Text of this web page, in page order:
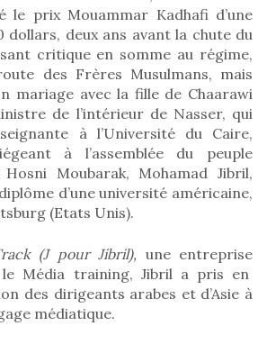
le prix Mouammar Kadhafi d’une
dollars, deux ans avant la chute du
critique en somme au régime,
des Frères Musulmans, mais
mariage avec la fille de Chaarawi
de l’intérieur de Nasser, qui
à l’Université du Caire,
à l’assemblée du peuple
Moubarak, Mohamad Jibril,
d’une université américaine,
(Etats Unis).
(J pour Jibril), une entreprise
le Média training, Jibril a pris en
des dirigeants arabes et d’Asie à
médiatique.